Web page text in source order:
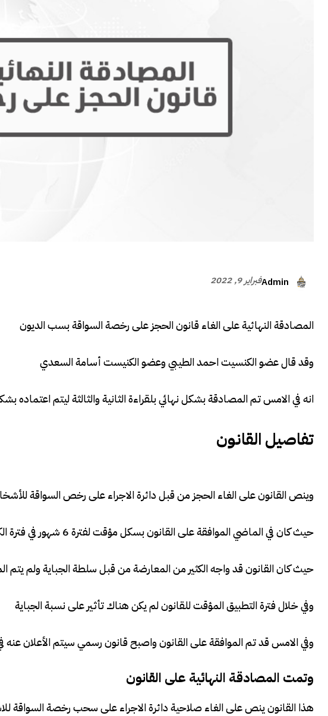
فبراير 9, 2022Admin
المصادقة النهائية على الغاء قانون الحجز على رخصة السواقة بسب الديون
وقد قال عضو الكنسيت احمد الطيبي وعضو الكنيست أسامة السعدي
انه في الامس تم المصادقة بشكل نهائي بلقراءة الثانية والثالثة ليتم اعتماده
تفاصيل القانون
وينص القانون على الغاء الحجز من قبل دائرة الاجراء على رخص السواقة
حيث كان في الماضي الموافقة على القانون بسكل مؤقت لفترة 6 شهور في فترة الكورونا
حيث كان القانون قد واجه الكثير من المعارضة من قبل سلطة الجباية ولم يتم
وفي خلال فترة التطبيق المؤقت للقانون لم يكن هناك تأثير على نسبة الجباية
وفي الامس قد تم الموافقة على القانون واصبح قانون رسمي سيتم الأعلان
وتمت المصادقة النهائية على القانون
هذا القانون ينص على الغاء صلاحية دائرة الاجراء على سحب رخصة السواقة